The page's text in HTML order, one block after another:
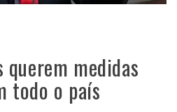
querem medidas
todo o país